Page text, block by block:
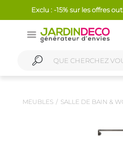
Exclu : -15% sur les offres
MEUBLES SALLE DE BAIN &